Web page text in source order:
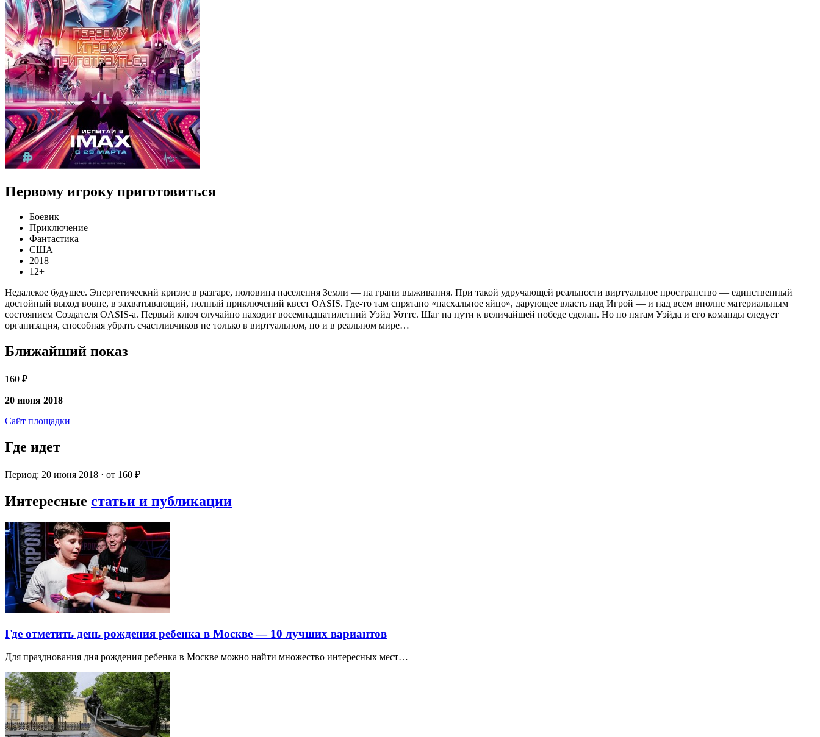
Первому игроку приготовиться
Боевик
Приключение
Фантастика
США
2018
12+
Недалекое будущее. Энергетический кризис в разгаре, половина населения Земли — на грани выживания. При такой удручающей реальности виртуальное пространство — единственный
достойный выход вовне, в захватывающий, полный приключений квест OASIS. Где-то там спрятано «пасхальное яйцо», дарующее власть над Игрой — и над всем вполне материальным
состоянием Создателя OASIS-a. Первый ключ случайно находит восемнадцатилетний Уэйд Уоттс. Шаг на пути к величайшей победе сделан. Но по пятам Уэйда и его команды следует
организация, способная убрать счастливчиков не только в виртуальном, но и в реальном мире…
Ближайший показ
160 ₽
20 июня 2018
Сайт площадки
Где идет
Период: 20 июня 2018 · от 160 ₽
Интересные статьи и публикации
Где отметить день рождения ребенка в Москве — 10 лучших вариантов
Для празднования дня рождения ребенка в Москве можно найти множество интересных мест…